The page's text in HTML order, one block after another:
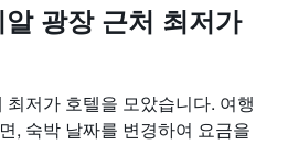
광장 근처 최저가
저가 호텔을 모았습니다. 여행
, 숙박 날짜를 변경하여 요금을